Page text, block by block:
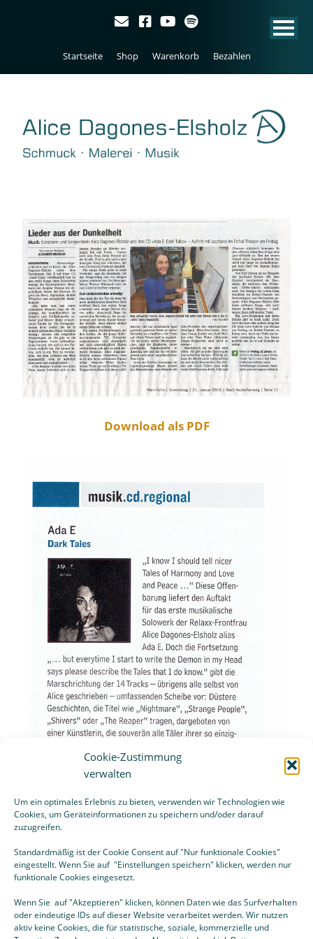
Cookie-Zustimmung
verwalten
Um ein optimales Erlebnis zu bieten, verwenden wir Technologien wie
Cookies, um Geräteinformationen zu speichern und/oder darauf
zuzugreifen.
Standardmäßig ist der Cookie Consent auf "Nur funktionale Cookies"
eingestellt. Wenn Sie auf "Einstellungen speichern" klicken, werden nur
funktionale Cookies eingesetzt.
Wenn Sie auf "Akzeptieren" klicken, können Daten wie das Surfverhalten
oder eindeutige IDs auf dieser Website verarbeitet werden. Wir nutzen
aktiv keine Cookies, die für statistische, soziale, kommerzielle und
Startseite Shop Warenkorb Bezahlen
Download als PDF